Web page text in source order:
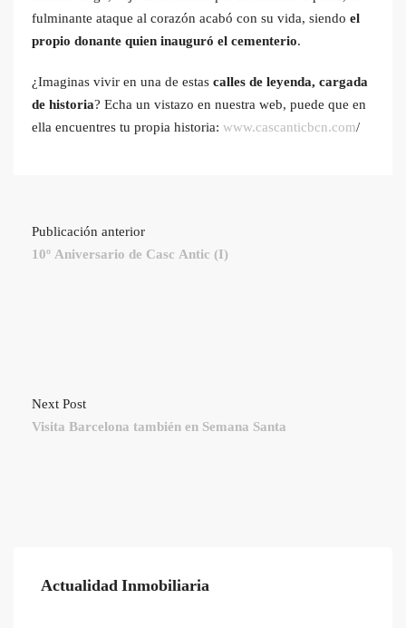
fulminante ataque al corazón acabó con su vida, siendo el
propio donante quien inauguró el cementerio.
¿Imaginas vivir en una de estas calles de leyenda, cargada
de historia? Echa un vistazo en nuestra web, puede que en
ella encuentres tu propia historia: www.cascanticbcn.com/
Publicación anterior
10º Aniversario de Casc Antic (I)
Next Post
Visita Barcelona también en Semana Santa
Actualidad Inmobiliaria